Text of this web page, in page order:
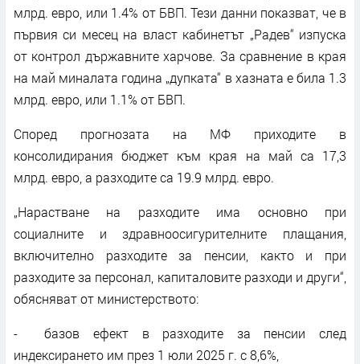
млрд. евро, или 1.4% от БВП. Тези данни показват, че в
първия си месец на власт кабинетът „Радев“ изпуска
от контрол държавните харчове. За сравнение в края
на май миналата година „дупката“ в хазната е била 1.3
млрд. евро, или 1.1% от БВП.
Според прогнозата на МФ приходите в
консолидирания бюджет към края на май са 17,3
млрд. евро, а разходите са 19.9 млрд. евро.
„Нарастване на разходите има основно при
социалните и здравноосигурителните плащания,
включително разходите за пенсии, както и при
разходите за персонал, капиталовите разходи и други“,
обясняват от министерството:
- базов ефект в разходите за пенсии след
индексирането им през 1 юли 2025 г. с 8,6%,